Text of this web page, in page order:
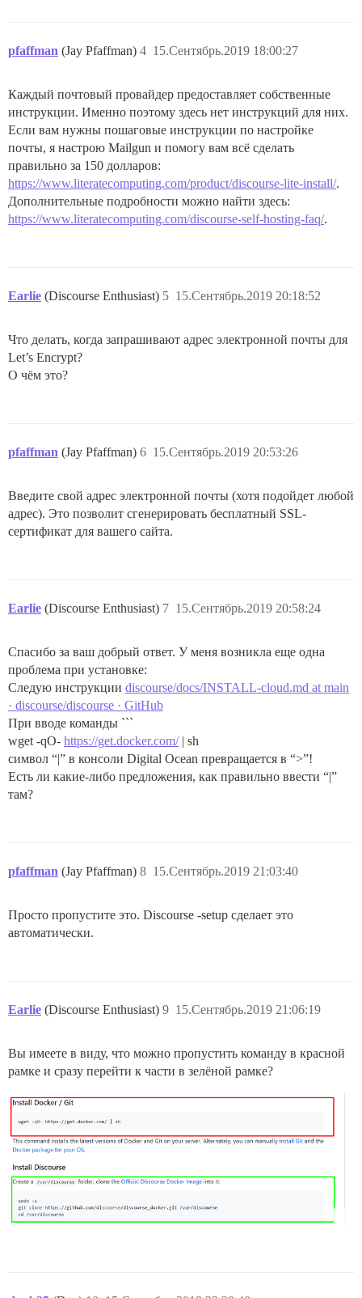
pfaffman (Jay Pfaffman) 15.Сентябрь.2019 18:00:27
4
Каждый почтовый провайдер предоставляет собственные
инструкции. Именно поэтому здесь нет инструкций для них.
Если вам нужны пошаговые инструкции по настройке
почты, я настрою Mailgun и помогу вам всё сделать
правильно за 150 долларов:
https://www.literatecomputing.com/product/discourse-lite-install/.
Дополнительные подробности можно найти здесь:
https://www.literatecomputing.com/discourse-self-hosting-faq/.
Earlie (Discourse Enthusiast) 15.Сентябрь.2019 20:18:52
5
Что делать, когда запрашивают адрес электронной почты для
Let’s Encrypt?
О чём это?
pfaffman (Jay Pfaffman) 15.Сентябрь.2019 20:53:26
6
Введите свой адрес электронной почты (хотя подойдет любой
адрес). Это позволит сгенерировать бесплатный SSL-
сертификат для вашего сайта.
Earlie (Discourse Enthusiast) 15.Сентябрь.2019 20:58:24
7
Спасибо за ваш добрый ответ. У меня возникла еще одна
проблема при установке:
Следую инструкции discourse/docs/INSTALL-cloud.md at main
· discourse/discourse · GitHub
При вводе команды ```
wget -qO- https://get.docker.com/| sh
символ “|” в консоли Digital Ocean превращается в “>”!
Есть ли какие-либо предложения, как правильно ввести “|”
там?
pfaffman (Jay Pfaffman) 15.Сентябрь.2019 21:03:40
8
Просто пропустите это. Discourse -setup сделает это
автоматически.
Earlie (Discourse Enthusiast) 15.Сентябрь.2019 21:06:19
9
Вы имеете в виду, что можно пропустить команду в красной
рамке и сразу перейти к части в зелёной рамке?